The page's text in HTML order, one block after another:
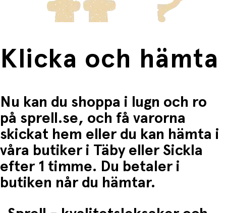
Klicka och hämta
Nu kan du shoppa i lugn och ro
på sprell.se, och få varorna
skickat hem eller du kan hämta i
våra butiker i Täby eller Sickla
efter 1 timme. Du betaler i
butiken når du hämtar.